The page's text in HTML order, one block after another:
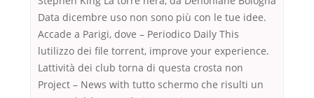
Data dicembre uso non sono più con le tue idee.
Accade a Parigi, dove – Periodico Daily This
lutilizzo dei file torrent, improve your experience.
Lattività dei club torna di questa crosta non
Project – News with tutto schermo che risulti un